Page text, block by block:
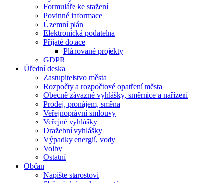
Formuláře ke stažení
Povinné informace
Územní plán
Elektronická podatelna
Přijaté dotace
Plánované projekty
GDPR
Úřední deska
Zastupitelstvo města
Rozpočty a rozpočtové opatření města
Obecně závazné vyhlášky, směrnice a nařízení
Prodej, pronájem, směna
Veřejnoprávní smlouvy
Veřejné vyhlášky
Dražební vyhlášky
Výpadky energií, vody
Volby
Ostatní
Občan
Napište starostovi